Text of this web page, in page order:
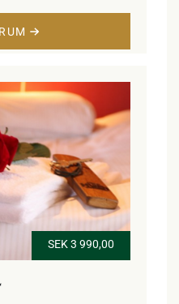
Ett sovloft
WiFi på hela
SEK 3 990,00